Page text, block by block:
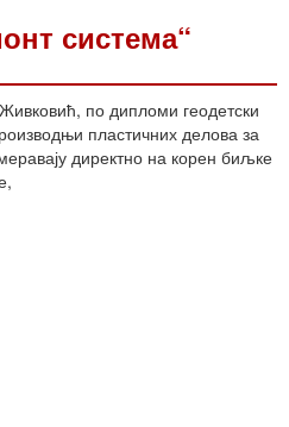
система“
по дипломи геодетски
пластичних делова за
директно на корен биљке